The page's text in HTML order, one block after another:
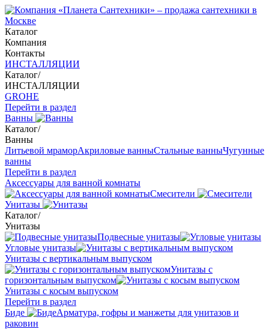
Каталог
Компания
Контакты
ИНСТАЛЛЯЦИИ
Каталог/
ИНСТАЛЛЯЦИИ
GROHE
Перейти в раздел
Ванны
Каталог/
Ванны
Литьевой мраморАкриловые ванныСтальные ванныЧугунные
ванны
Перейти в раздел
Аксессуары для ванной комнаты
Смесители
Унитазы
Каталог/
Унитазы
Подвесные унитазы
Угловые унитазы
Унитазы с вертикальным выпуском
Унитазы с
горизонтальным выпуском
Унитазы с косым выпуском
Перейти в раздел
Биде
Арматура, гофры и манжеты для унитазов и
раковин